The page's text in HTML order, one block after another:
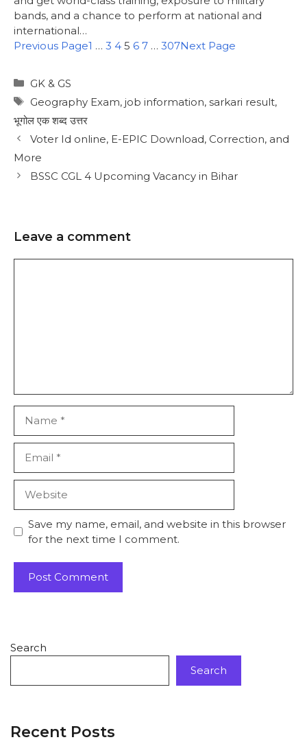
bands, and a chance to perform at national and
international…
Previous Page1 … 3 4 5 6 7 … 307Next Page
GK & GS
Geography Exam, job information, sarkari result,
भूगोल एक शब्द उत्तर
Voter Id online, E-EPIC Download, Correction, and
More
BSSC CGL 4 Upcoming Vacancy in Bihar
Leave a comment
Save my name, email, and website in this browser
for the next time I comment.
Search
Search
Recent Posts